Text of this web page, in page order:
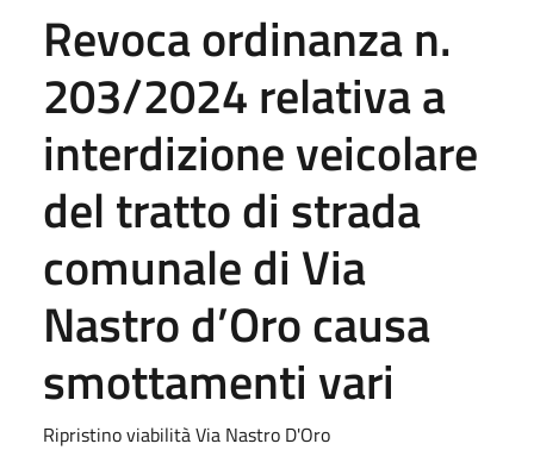
Revoca ordinanza n.
203/2024 relativa a
interdizione veicolare
del tratto di strada
comunale di Via
Nastro d’Oro causa
smottamenti vari
Ripristino viabilità Via Nastro D'Oro